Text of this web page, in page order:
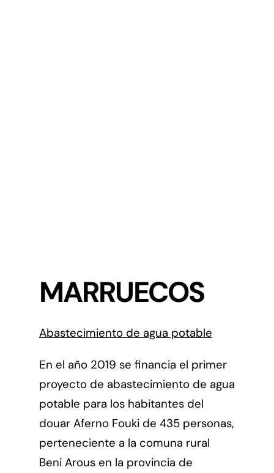
MARRUECOS
Abastecimiento de agua potable
En el año 2019 se financia el primer
proyecto de abastecimiento de agua
potable para los habitantes del
douar Aferno Fouki de 435 personas,
perteneciente a la comuna rural
Beni Arous en la provincia de